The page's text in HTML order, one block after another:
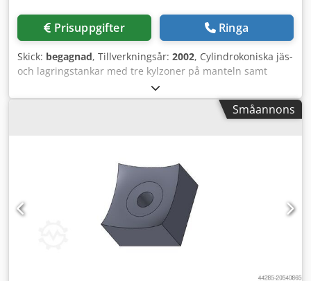
Prisuppgifter Ringa
Skick: begagnad, Tillverkningsår: 2002, Cylindrokoniska jäs-
och lagringstankar med tre kylzoner på manteln samt
konuskylning. Tankarna är isolerade och klädda. Styckvis
försäljning möjlig. Maskin (tillägg): stående, kylningsbara
rostfria trycktankar Djdpfx Aqexbn Eueqskr Bruttovolym: 58
Utrustning: isolering, beklädnad, kylmantlar (3x bälte, 1x
Småannons